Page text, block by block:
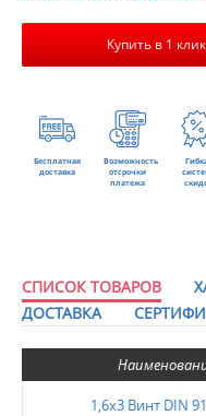
Купить в 1 клик
Бесплатная
доставка
Возможность
отсрочки
платежа
СПИСОК ТОВАРОВ
ДОСТАВКА
1,6х3 Винт DIN